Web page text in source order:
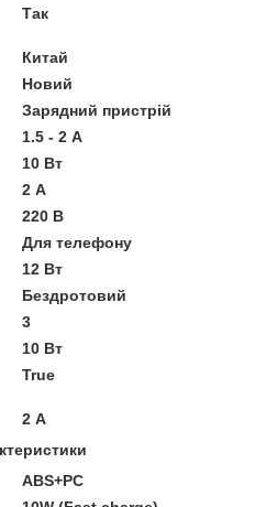
Так
Китай
Новий
Зарядний пристрій
1.5 - 2 А
10 Вт
2 А
220 В
Для телефону
12 Вт
Бездротовий
3
10 Вт
True
2 А
ABS+PC